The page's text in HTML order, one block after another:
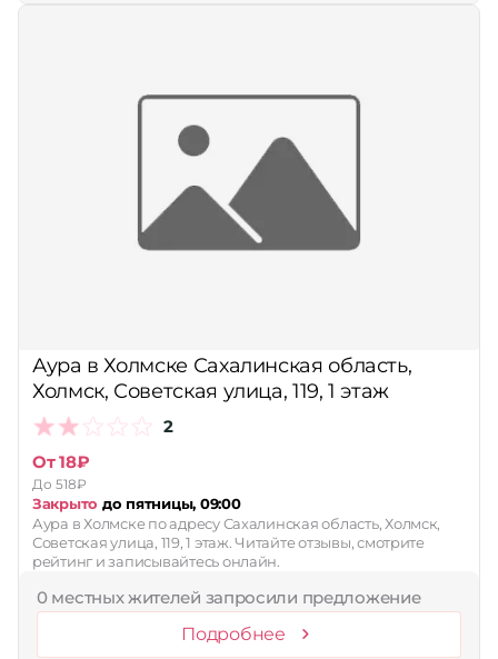
Аура в Холмске Сахалинская область,
Холмск, Советская улица, 119, 1 этаж
2
От 18₽
До 518₽
Закрыто до пятницы, 09:00
Аура в Холмске по адресу Сахалинская область, Холмск,
Советская улица, 119, 1 этаж. Читайте отзывы, смотрите
рейтинг и записывайтесь онлайн.
0 местных жителей запросили предложение
Подробнее